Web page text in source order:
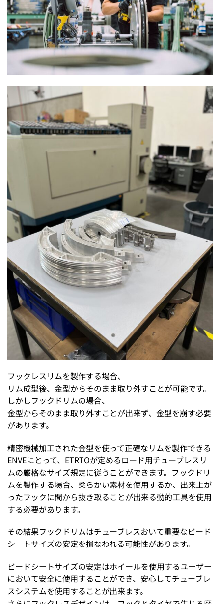
フックレスリムを製作する場合、
リム成型後、金型からそのまま取り外すことが可能です。
しかしフックドリムの場合、
金型からそのまま取り外すことが出来ず、金型を崩す必要
があります。
精密機械加工された金型を使って正確なリムを製作できる
ENVEにとって、ETRTOが定めるロード用チューブレスリ
ムの厳格なサイズ規定に従うことができます。フックドリ
ムを製作する場合、柔らかい素材を使用するか、出来上が
ったフックに間から抜き取ることが出来る動的工具を使用
する必要があります。
その結果フックドリムはチューブレスおいて重要なビード
シートサイズの安定を損なわれる可能性があります。
ビードシートサイズの安定はホイールを使用するユーザー
において安全に使用することができ、安心してチューブレ
スシステムを使用することが出来ます。